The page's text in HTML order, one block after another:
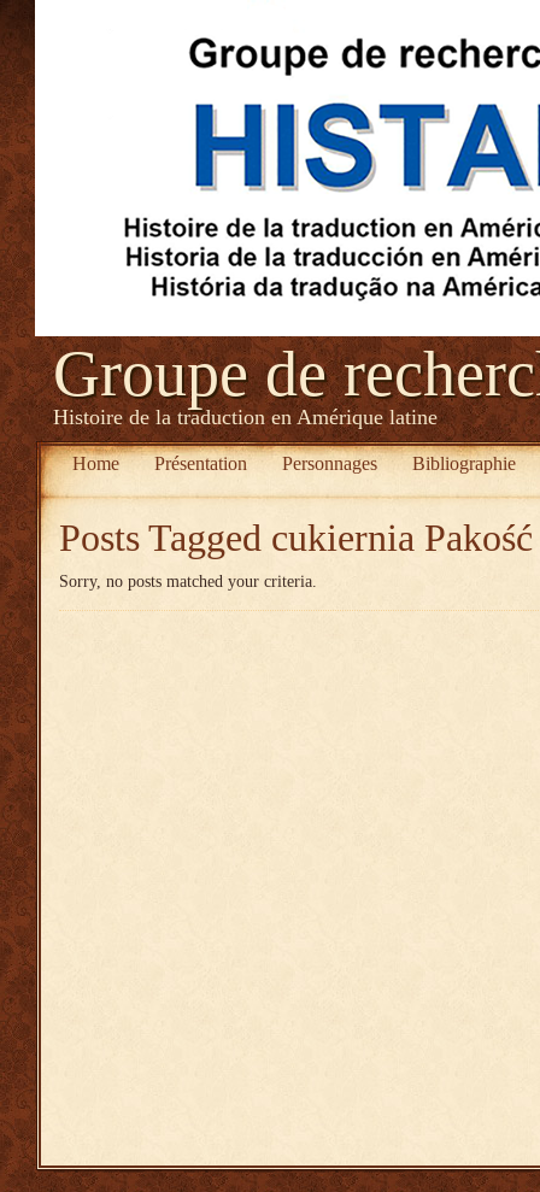
Groupe de
Histoire de la traduction en Amérique latine
Home Présentation Personnages Bibliographie
Posts Tagged cukiernia Pakość
Sorry, no posts matched your criteria.